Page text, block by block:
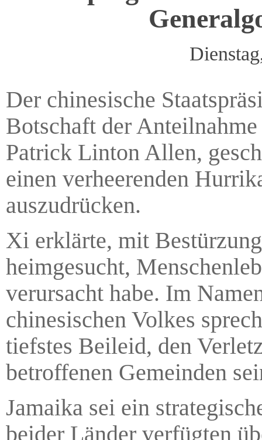
Der chinesische
Botschaft der
Patrick Linton Allen,
einen verheerenden
auszudrücken.
Xi erklärte, mit
heimgesucht,
verursacht habe. Im
chinesischen Volkes
tiefstes Beileid, den
betroffenen Gemeinden
Jamaika sei ein
beider Länder verfügten